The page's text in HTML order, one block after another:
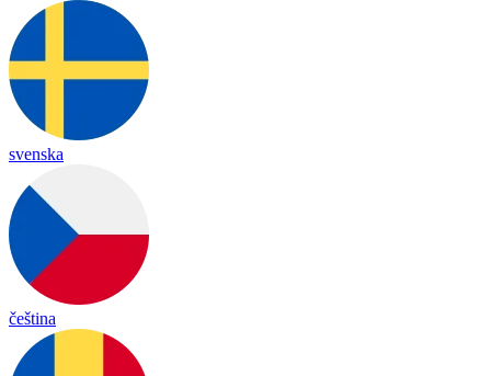
svenska
čeština